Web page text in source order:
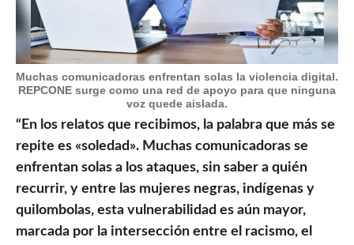
Muchas comunicadoras enfrentan solas la violencia digital.
REPCONE surge como una red de apoyo para que ninguna
voz quede aislada.
“En los relatos que recibimos, la palabra que más se
repite es «soledad». Muchas comunicadoras se
enfrentan solas a los ataques, sin saber a quién
recurrir, y entre las mujeres negras, indígenas y
quilombolas, esta vulnerabilidad es aún mayor,
marcada por la intersección entre el racismo, el